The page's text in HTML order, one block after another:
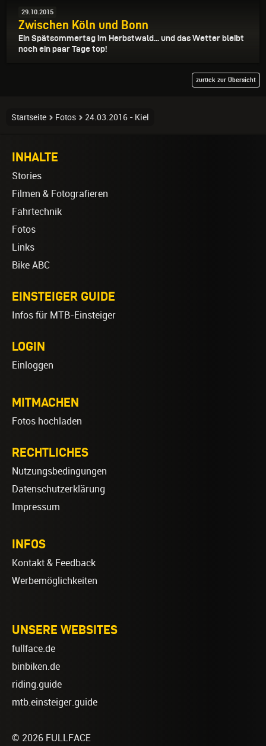
29.10.2015
Zwischen Köln und Bonn
Ein Spätsommertag im Herbstwald... und das Wetter bleibt
noch ein paar Tage top!
zurück zur Übersicht
Startseite Fotos 24.03.2016 - Kiel
INHALTE
Stories
Filmen & Fotografieren
Fahrtechnik
Fotos
Links
Bike ABC
EINSTEIGER GUIDE
Infos für MTB-Einsteiger
LOGIN
Einloggen
MITMACHEN
Fotos hochladen
RECHTLICHES
Nutzungsbedingungen
Datenschutzerklärung
Impressum
INFOS
Kontakt & Feedback
Werbemöglichkeiten
UNSERE WEBSITES
fullface.de
binbiken.de
riding.guide
mtb.einsteiger.guide
© 2026 FULLFACE